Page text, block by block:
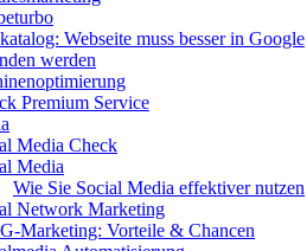
Webseite muss besser in Google
werden
Premium Service
Media Check
Media
Wie Sie Social Media effektiver nutzen
Network Marketing
Marketing: Vorteile & Chancen